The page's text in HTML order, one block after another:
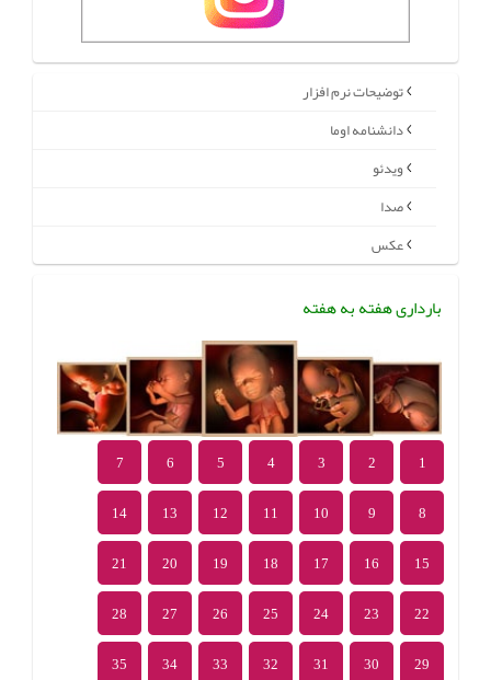
توضیحات نرم افزار
دانشنامه اوما
ویدئو
صدا
عکس
بارداری هفته به هفته
1
2
3
4
5
6
7
8
9
10
11
12
13
14
15
16
17
18
19
20
21
22
23
24
25
26
27
28
29
30
31
32
33
34
35